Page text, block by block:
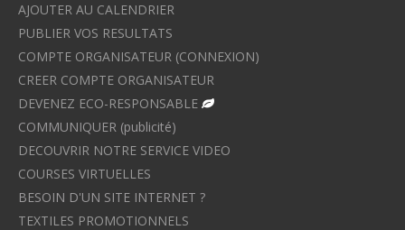
AJOUTER AU CALENDRIER
PUBLIER VOS RESULTATS
COMPTE ORGANISATEUR (CONNEXION)
CREER COMPTE ORGANISATEUR
DEVENEZ ECO-RESPONSABLE
COMMUNIQUER (publicité)
DECOUVRIR NOTRE SERVICE VIDEO
COURSES VIRTUELLES
BESOIN D'UN SITE INTERNET ?
TEXTILES PROMOTIONNELS